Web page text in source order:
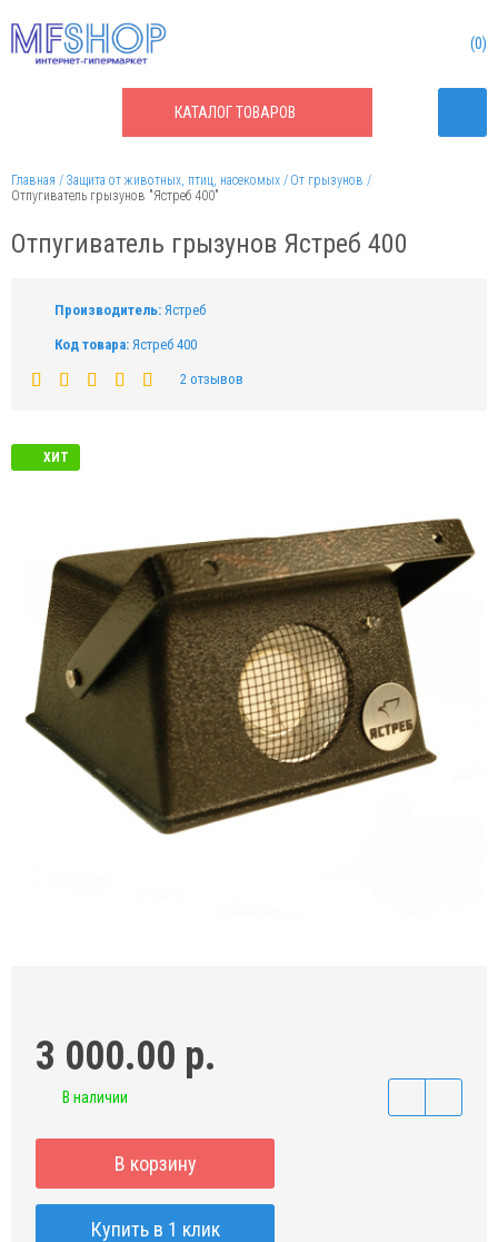
КАТАЛОГТОВАРОВ
0
Главная Защита от животных, птиц, насекомых
От грызунов
Отпугиватель грызунов "Ястреб 400"
Отпугиватель грызунов Ястреб 400
Производитель: Ястреб
Код товара: Ястреб 400
2 отзывов
ХИТ
3 000.00 р.
В наличии
В корзину
Купить в 1 клик